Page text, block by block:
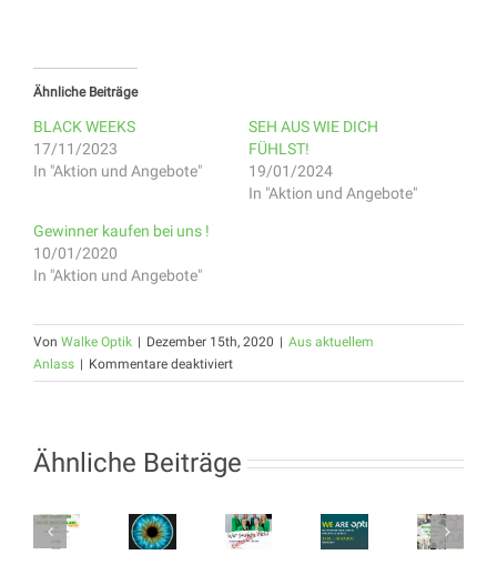
Ähnliche Beiträge
BLACK WEEKS
17/11/2023
In "Aktion und Angebote"
SEH AUS WIE DICH
FÜHLST!
19/01/2024
In "Aktion und Angebote"
Gewinner kaufen bei uns !
10/01/2020
In "Aktion und Angebote"
Von Walke Optik | Dezember 15th, 2020 | Aus aktuellem
Anlass | Kommentare deaktiviertfür
Wir
(M/W/D)
Ähnliche Beiträge
Faszinierende
Irisfotografie-